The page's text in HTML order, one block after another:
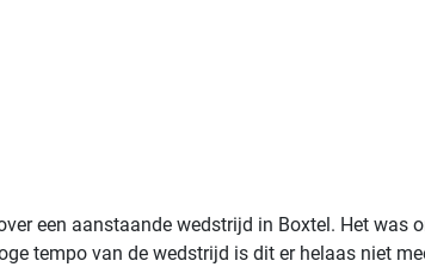
een aanstaande wedstrijd in Boxtel. Het was
tempo van de wedstrijd is dit er helaas niet